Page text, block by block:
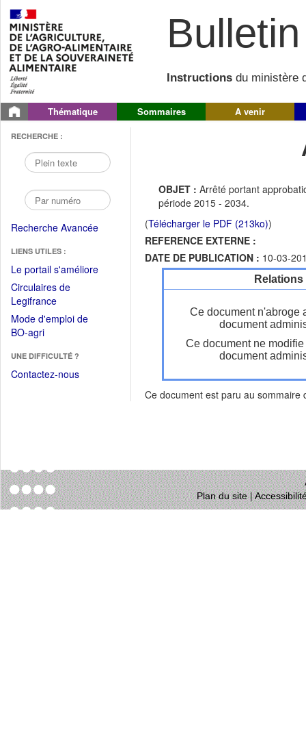
Instructions du ministère
Thématique Sommaires A venir
RECHERCHE :
Recherche Avancée
LIENS UTILES :
Le portail s'améliore(Fichier
Circulaires de
Legifrance(Ouvrir
dans
une
fenêtre)
Mode d'emploi de
BO-agri(Ouvrir
une
nouvelle
UNE DIFFICULTÉ ?
Contactez-nous
OBJET : Arrêté portant
période 2015 - 2034.
(Télécharger le PDF (213ko))
REFERENCE EXTERNE :
DATE DE PUBLICATION : 10-03-
Ce document n'abroge
document
Ce document ne
document
Ce document est paru au sommaire
Plan du site|